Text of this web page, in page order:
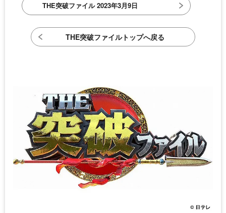
THE突破ファイル 2023年3月9日
THE突破ファイルトップへ戻る